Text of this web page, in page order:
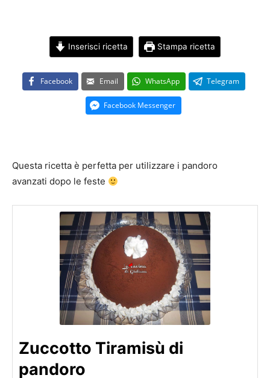
Inserisci ricetta Stampa ricetta
Facebook Email WhatsApp Telegram
Facebook Messenger
Questa ricetta è perfetta per utilizzare i pandoro
avanzati dopo le feste
Zuccotto Tiramisù di
pandoro